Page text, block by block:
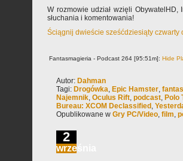
W rozmowie udział wzięli
słuchania i komentowania!
Ściągnij dwieście sześćdziesiąty czwarty
Fantasmagieria - Podcast 264 [95:51m]: Hide
Autor: Dahman
Tagi: Drogówka, Epic Hamster,
Najemnik, Oculus Rift, podcast, Polo
Bureau: XCOM Declassified ,
Opublikowane w Gry PC/Video, film,
2
września